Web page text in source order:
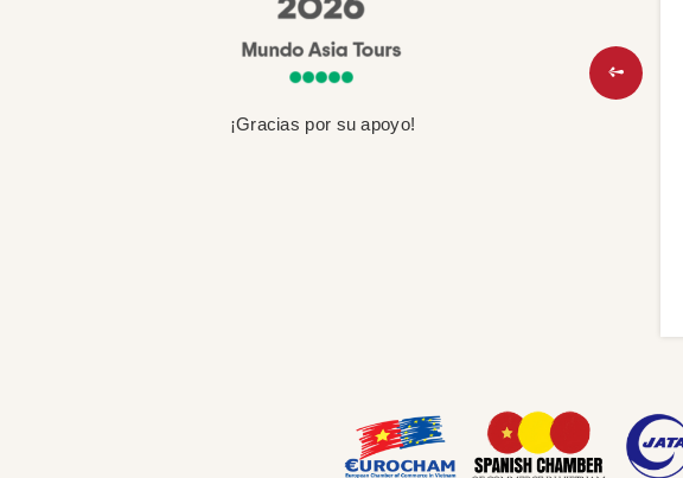
¡Gracias por su apoyo!